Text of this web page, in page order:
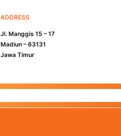
ADDRESS
Jl. Manggis 15 – 17
Madiun – 63131
Jawa Timur